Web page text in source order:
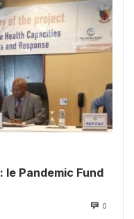
Pandemic Fund
0